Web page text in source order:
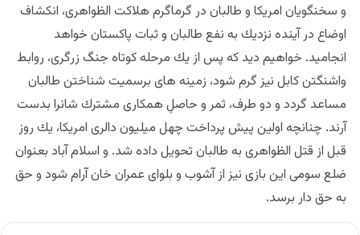
و سخنگويان امريكا و طالبان در گرماگرم هلاكت الظواهرى، انكشاف
اوضاع در آينده نزديك به نفع طالبان و ثبات پاكستان خواهد
انجاميد. خواهيم ديد كه پس از يك مرحله كوتاه جنگ زرگرى، روابط
واشنگتن كابل نيز گرم شود، زمينه هاى برسميت شناختن طالبان
مساعد گردد و دو طرف، ثمر و حاصلِ همكارى مشترك شانرا بدست
آرند. چنانچه اولين پيش پرداخت چهل ميليون دالرى امريكا، يك روز
قبل از قتل الظواهرى به طالبان تحويل داده شد. و اسلام آباد بعنوان
ضلع سومى اين بازى نيز از آشوب و بلواى عمران خان آرام شود و حق
به حق دار برسد.